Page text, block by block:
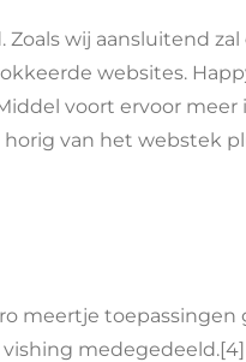
wij aansluitend zal
websites.
voort ervoor meer
van het webstek
meertje